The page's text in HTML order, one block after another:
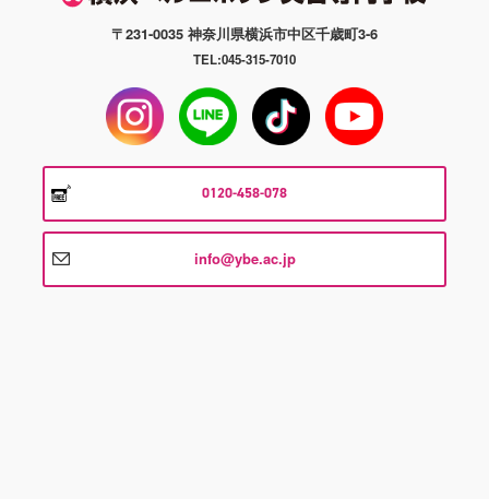
〒231-0035 神奈川県横浜市中区千歳町3-6
TEL:045-315-7010
0120-458-078
info@ybe.ac.jp